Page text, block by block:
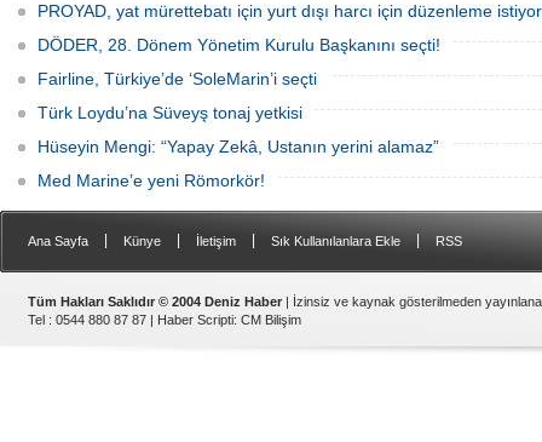
PROYAD, yat mürettebatı için yurt dışı harcı için düzenleme istiyor
DÖDER, 28. Dönem Yönetim Kurulu Başkanını seçti!
Fairline, Türkiye’de ‘SoleMarin’i seçti
Türk Loydu’na Süveyş tonaj yetkisi
Hüseyin Mengi: “Yapay Zekâ, Ustanın yerini alamaz”
Med Marine’e yeni Römorkör!
Ana Sayfa Künye İletişim Sık Kullanılanlara Ekle RSS
Tüm Hakları Saklıdır © 2004 Deniz Haber | İzinsiz ve kaynak gösterilmeden
Tel : 0544 880 87 87 | Haber Scripti: CM Bilişim